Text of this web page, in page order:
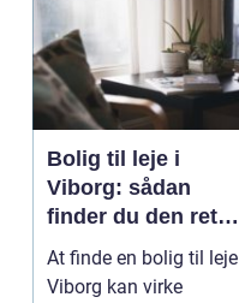
Bolig til leje i
Viborg: sådan
finder du den rette
lejlighed
At finde en bolig til leje
Viborg kan virke